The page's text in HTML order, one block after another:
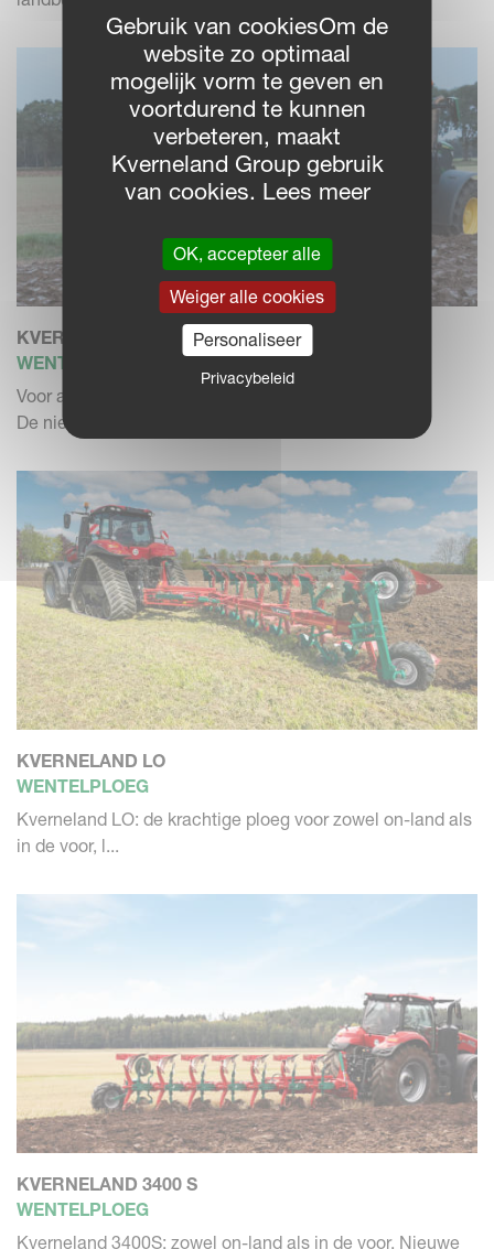
KVERNELAND 3300 B VARIOMAT
WENTELPLOEG
Voor alle grondsoorten. 4- tot 6-schaar
De nieuwe generatie breekboutp...
KVERNELAND LO
WENTELPLOEG
Kverneland LO: de krachtige ploeg voor zowel on-land als
in de voor, l...
KVERNELAND 3400 S
WENTELPLOEG
Kverneland 3400S: zowel on-land als in de voor. Nieuwe
Gebruik van cookiesOm de
website zo optimaal
mogelijk vorm te geven en
voortdurend te kunnen
verbeteren, maakt
Kverneland Group gebruik
van cookies. Lees meer
OK, accepteer alle
Weiger alle cookies
Personaliseer
Privacybeleid